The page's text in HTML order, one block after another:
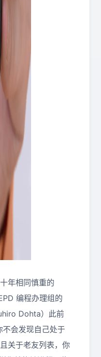
年相同慎重的
编程办理组的
Dohta）此前
不会发现自己处于
关于老友列表，你